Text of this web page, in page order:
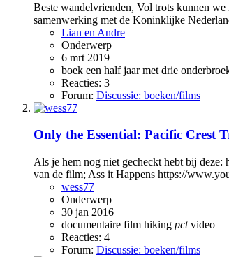
Beste wandelvrienden, Vol trots kunnen
samenwerking met de Koninklijke
Lian en Andre
Onderwerp
6 mrt 2019
boek een half jaar met drie
Reacties: 3
Forum: Discussie: boeken/films
Only the Essential: Pacific Crest
Als je hem nog niet gecheckt hebt bij
van de film; Ass it Happens https://
wess77
Onderwerp
30 jan 2016
documentaire film hiking pct video
Reacties: 4
Forum: Discussie: boeken/films